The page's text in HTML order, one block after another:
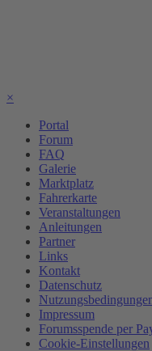
×
Portal
Forum
FAQ
Galerie
Marktplatz
Fahrerkarte
Veranstaltungen
Anleitungen
Partner
Links
Kontakt
Datenschutz
Impressum
Forumsspende per
Cookie-Einstellungen